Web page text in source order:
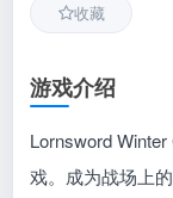
收藏
游戏介绍
Lornsword
戏。成为战场上